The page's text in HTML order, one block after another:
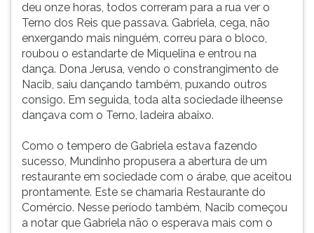
deu onze horas, todos correram para a rua ver o
Terno dos Reis que passava. Gabriela, cega, não
enxergando mais ninguém, correu para o bloco,
roubou o estandarte de Miquelina e entrou na
dança. Dona Jerusa, vendo o constrangimento de
Nacib, saiu dançando também, puxando outros
consigo. Em seguida, toda alta sociedade ilheense
dançava com o Terno, ladeira abaixo.
Como o tempero de Gabriela estava fazendo
sucesso, Mundinho propusera a abertura de um
restaurante em sociedade com o árabe, que aceitou
prontamente. Este se chamaria Restaurante do
Comércio. Nesse período também, Nacib começou
a notar que Gabriela não o esperava mais com o